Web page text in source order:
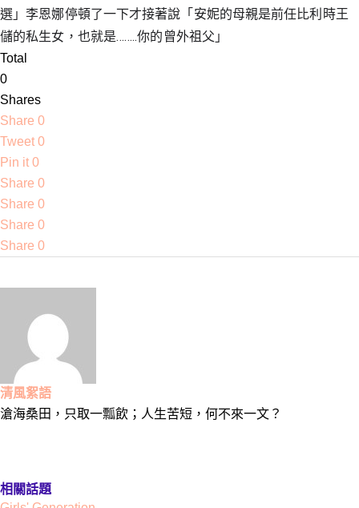
選」李恩娜停頓了一下才接著說「安妮的母親是前任比利時王
儲的私生女，也就是……..你的曾外祖父」
Total
0
Shares
Share 0
Tweet 0
Pin it 0
Share 0
Share 0
Share 0
Share 0
清風絮語
滄海桑田，只取一瓢飲；人生苦短，何不來一文？
相關話題